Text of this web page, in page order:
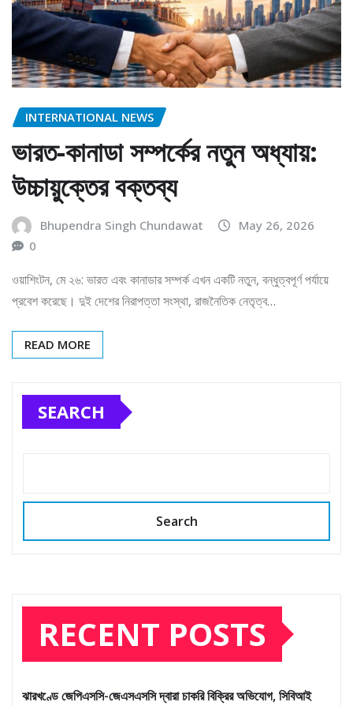
INTERNATIONAL NEWS
ভারত-কানাডা সম্পর্কের নতুন অধ্যায়:
উচ্চায়ুক্তের বক্তব্য
Bhupendra Singh Chundawat
May 26, 2026
0
ওয়াশিংটন, মে ২৬: ভারত এবং কানাডার সম্পর্ক এখন একটি নতুন, বন্ধুত্বপূর্ণ পর্যায়ে
প্রবেশ করেছে। দুই দেশের নিরাপত্তা সংস্থা, রাজনৈতিক নেতৃত্ব…
READ MORE
SEARCH
Search
RECENT POSTS
ঝারখণ্ডে জেপিএসসি-জেএসএসসি দ্বারা চাকরি বিক্রির অভিযোগ, সিবিআই